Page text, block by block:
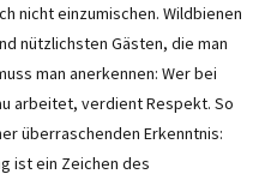
nicht einzumischen. Wildbienen
nützlichsten Gästen, die man
man anerkennen: Wer bei
arbeitet, verdient Respekt. So
überraschenden Erkenntnis:
ist ein Zeichen des